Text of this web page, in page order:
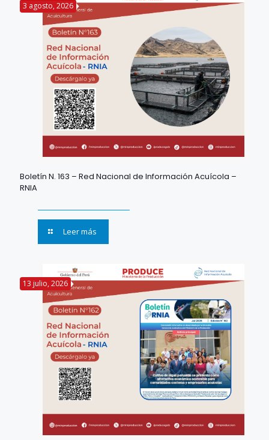
3 agosto, 2026
Boletín N. 163 – Red Nacional de Información Acuícola –
RNIA
Leer más
13 julio, 2026